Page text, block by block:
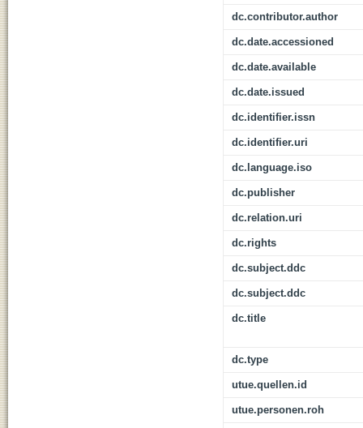
dc.contributor.author
dc.date.accessioned
dc.date.available
dc.date.issued
dc.identifier.issn
dc.identifier.uri
dc.language.iso
dc.publisher
dc.relation.uri
dc.rights
dc.subject.ddc
dc.subject.ddc
dc.title
dc.type
utue.quellen.id
utue.personen.roh